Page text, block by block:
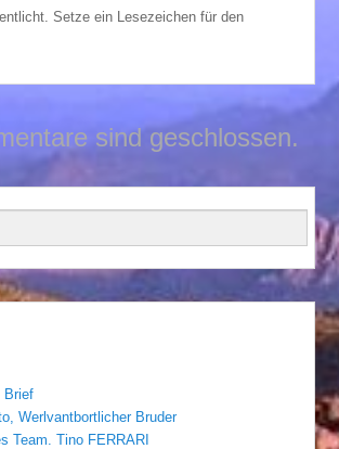
Setze ein Lesezeichen für den
sind geschlossen.
Brief
Werlvantbortlicher Bruder
Team. Tino FERRARI